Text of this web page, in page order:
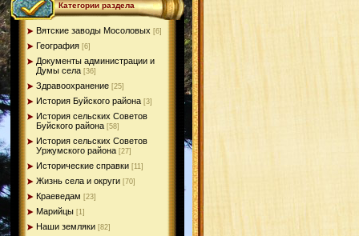
Категории раздела
Вятские заводы Мосоловых [6]
География [6]
Документы администрации и
Думы села [36]
Здравоохранение [25]
История Буйского района [3]
История сельских Советов
Буйского района [58]
История сельских Советов
Уржумского района [27]
Исторические справки [11]
Жизнь села и округи [70]
Краеведам [23]
Марийцы [1]
Наши земляки [82]